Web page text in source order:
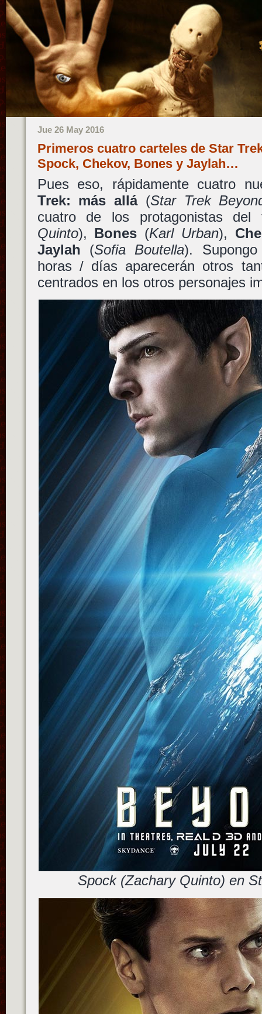
Jue 26 May 2016
Primeros cuatro carteles de Star
Spock, Chekov, Bones y Jaylah…
Pues eso, rápidamente cuatro
Trek: más allá(Star Trek
cuatro de los protagonistas
Quinto), Bones (Karl Urban),
Jaylah (Sofia Boutella).
horas / días aparecerán otros
centrados en los otros personajes
Spock (Zachary Quinto) en